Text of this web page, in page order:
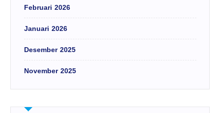
Februari 2026
Januari 2026
Desember 2025
November 2025